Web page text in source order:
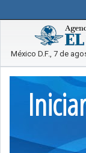
México D.F., 7 de